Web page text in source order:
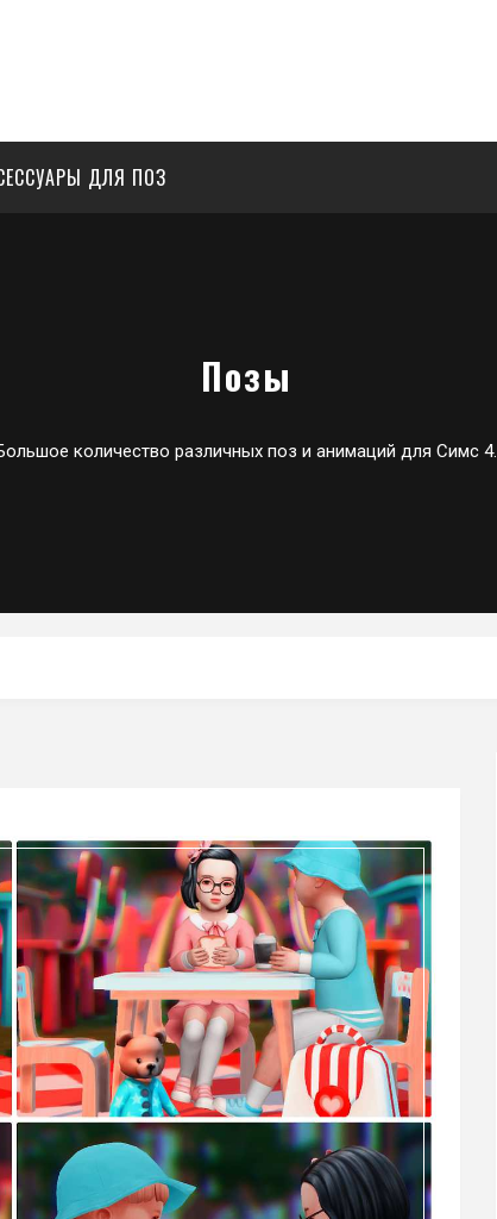
ДЛЯ ПОЗ
Позы
количество различных поз и анимаций для Симс 4.